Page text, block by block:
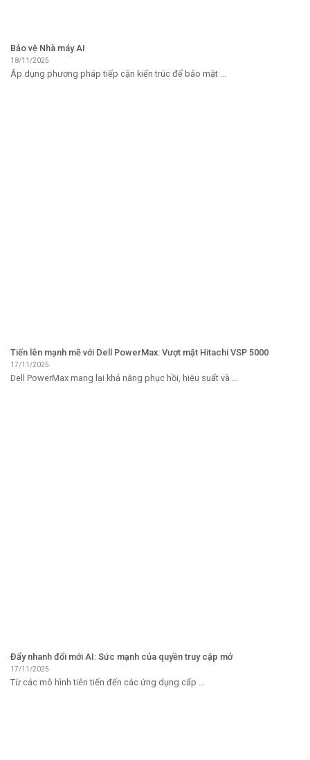
Bảo vệ Nhà máy AI
18/11/2025
Áp dụng phương pháp tiếp cận kiến ​​trúc để bảo mật ...
Tiến lên mạnh mẽ với Dell PowerMax: Vượt mặt Hitachi VSP 5000
17/11/2025
Dell PowerMax mang lại khả năng phục hồi, hiệu suất và ...
Đẩy nhanh đổi mới AI: Sức mạnh của quyền truy cập mở
17/11/2025
Từ các mô hình tiên tiến đến các ứng dụng cấp ...